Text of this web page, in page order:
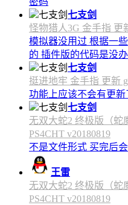
七支剑
怪物猎人3G 金手指 更
模拟器没用过 根据一
的 插件版的代码是没
七支剑
挺进地牢 金手指 更新
功能上应该不会有更新
七支剑
无双大蛇2 终极版（蛇
PS4CHT v20180819
不是文件形式 买完后
王雷
无双大蛇2 终极版（蛇
PS4CHT v20180819